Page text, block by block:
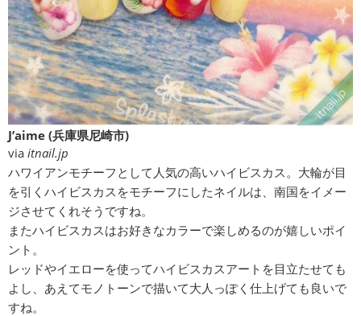
J’aime (兵庫県尼崎市)
via itnail.jp
ハワイアンモチーフとして人気の高いハイビスカス。大輪が目
を引くハイビスカスをモチーフにしたネイルは、南国をイメー
ジさせてくれそうですね。
またハイビスカスはお好きなカラーで楽しめるのが嬉しいポイ
ント。
レッドやイエローを使ってハイビスカスアートを目立たせても
よし、あえてモノトーンで描いて大人っぽく仕上げても良いで
すね。